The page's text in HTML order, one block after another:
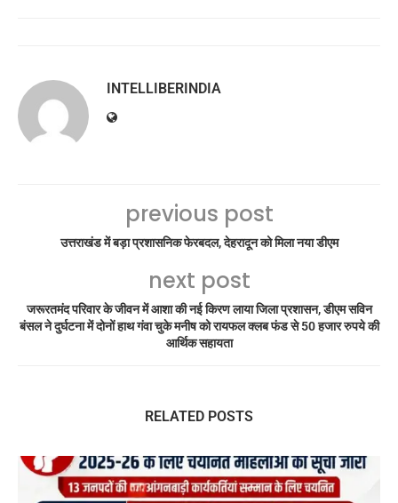
INTELLIBERINDIA
previous post
उत्तराखंड में बड़ा प्रशासनिक फेरबदल, देहरादून को मिला नया डीएम
next post
जरूरतमंद परिवार के जीवन में आशा की नई किरण लाया जिला प्रशासन, डीएम सविन
बंसल ने दुर्घटना में दोनों हाथ गंवा चुके मनीष को रायफल क्लब फंड से 50 हजार रुपये की
आर्थिक सहायता
RELATED POSTS